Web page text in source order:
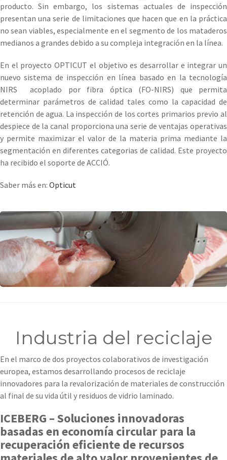
producto. Sin embargo, los sistemas actuales de inspección
presentan una serie de limitaciones que hacen que en la práctica
no sean viables, especialmente en el segmento de los mataderos
medianos a grandes debido a su compleja integración en la línea.
En el proyecto OPTICUT el objetivo es desarrollar e integrar un
nuevo sistema de inspección en línea basado en la tecnología
NIRS acoplado por fibra óptica (FO-NIRS) que permita
determinar parámetros de calidad tales como la capacidad de
retención de agua. La inspección de los cortes primarios previo al
despiece de la canal proporciona una serie de ventajas operativas
y permite maximizar el valor de la materia prima mediante la
segmentación en diferentes categorias de calidad. Este proyecto
ha recibido el soporte de ACCIÓ.
Saber más en: Opticut
Industria del reciclaje
En el marco de dos proyectos colaborativos de investigación
europea, estamos desarrollando procesos de reciclaje
innovadores para la revalorización de materiales de construcción
al final de su vida útil y residuos de vidrio laminado.
ICEBERG – Soluciones innovadoras
basadas en economía circular para la
recuperación eficiente de recursos